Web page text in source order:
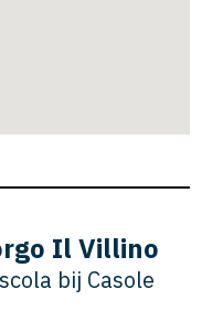
Il Villino
bij Casole